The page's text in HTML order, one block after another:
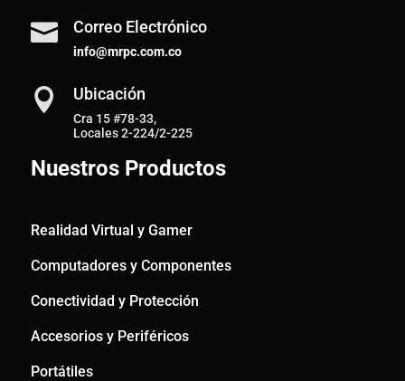
 Correo Electrónico
info@mrpc.com.co
 Ubicación
Cra 15 #78-33,
Locales 2-224/2-225
Nuestros Productos
Realidad Virtual y Gamer
Computadores y Componentes
Conectividad y Protección
Accesorios y Periféricos
Portátiles